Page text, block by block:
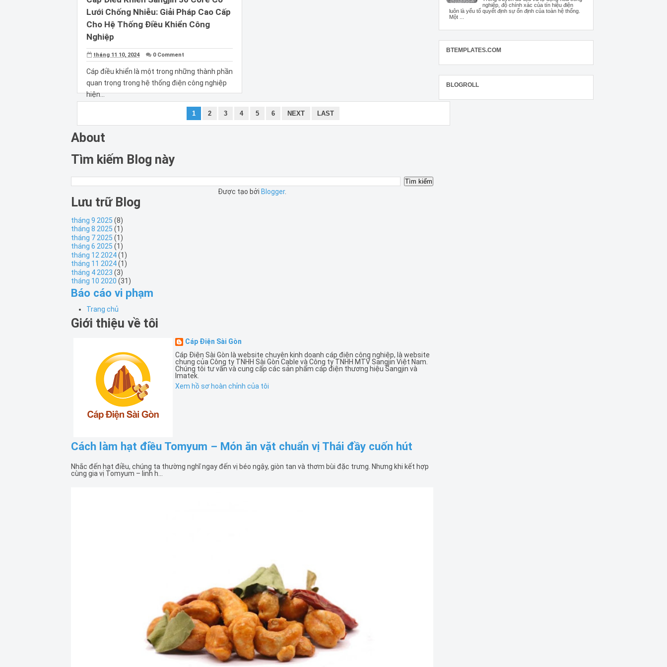
Lưới Chống Nhiễu: Giải Pháp Cao Cấp
Cho Hệ Thống Điều Khiển Công
Nghiệp
tháng 11 10, 2024 0 Comment
Cáp điều khiển là một trong những thành phần
quan trọng trong hệ thống điện công nghiệp
hiện...
1 2 3 4 5 6 NEXT LAST
About
Tìm kiếm Blog này
Được tạo bởi Blogger.
Lưu trữ Blog
tháng 9 2025 (8)
tháng 8 2025 (1)
tháng 7 2025 (1)
tháng 6 2025 (1)
tháng 12 2024(1)
tháng 11 2024(1)
tháng 4 2023 (3)
tháng 10 2020 (31)
Báo cáo vi phạm
Trang chủ
Giới thiệu về tôi
Cáp Điện Sài Gòn
Cáp Điện Sài Gòn là website chuyên kinh doanh cáp điện công nghiệp, là website
chung của Công ty TNHH Sài Gòn Cable và Công ty TNHH MTV Sangjin Việt Nam.
Chúng tôi tư vấn và cung cấp các sản phẩm cáp điện thương hiệu Sangjin và
Imatek.
Xem hồ sơ hoàn chỉnh của tôi
Cách làm hạt điều Tomyum – Món ăn vặt chuẩn vị Thái đầy cuốn hút
Nhắc đến hạt điều, chúng ta thường nghĩ ngay đến vị béo ngậy, giòn tan và thơm bùi đặc trưng. Nhưng khi kết hợp
cùng gia vị Tomyum – linh h...
nghiệp, độ chính xác của tín hiệu điện
luôn là yếu tố quyết định sự ổn định của toàn hệ thống.
Một ...
BTEMPLATES.COM
BLOGROLL